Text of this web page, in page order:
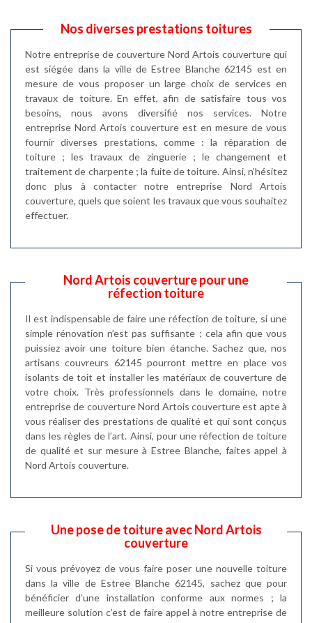
Nos diverses prestations toitures
Notre entreprise de couverture Nord Artois couverture qui
est siégée dans la ville de Estree Blanche 62145 est en
mesure de vous proposer un large choix de services en
travaux de toiture. En effet, afin de satisfaire tous vos
besoins, nous avons diversifié nos services. Notre
entreprise Nord Artois couverture est en mesure de vous
fournir diverses prestations, comme : la réparation de
toiture ; les travaux de zinguerie ; le changement et
traitement de charpente ; la fuite de toiture. Ainsi, n’hésitez
donc plus à contacter notre entreprise Nord Artois
couverture, quels que soient les travaux que vous souhaitez
effectuer.
Nord Artois couverture pour une
réfection toiture
Il est indispensable de faire une réfection de toiture, si une
simple rénovation n’est pas suffisante ; cela afin que vous
puissiez avoir une toiture bien étanche. Sachez que, nos
artisans couvreurs 62145 pourront mettre en place vos
isolants de toit et installer les matériaux de couverture de
votre choix. Très professionnels dans le domaine, notre
entreprise de couverture Nord Artois couverture est apte à
vous réaliser des prestations de qualité et qui sont conçus
dans les règles de l’art. Ainsi, pour une réfection de toiture
de qualité et sur mesure à Estree Blanche, faites appel à
Nord Artois couverture.
Une pose de toiture avec Nord Artois
couverture
Si vous prévoyez de vous faire poser une nouvelle toiture
dans la ville de Estree Blanche 62145, sachez que pour
bénéficier d’une installation conforme aux normes ; la
meilleure solution c’est de faire appel à notre entreprise de